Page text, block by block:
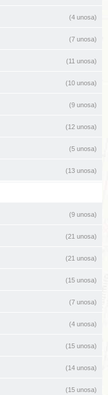
(4 unosa)
(7 unosa)
(11 unosa)
(10 unosa)
(9 unosa)
(12 unosa)
(5 unosa)
(13 unosa)
(9 unosa)
(21 unosa)
(21 unosa)
(15 unosa)
(7 unosa)
(4 unosa)
(15 unosa)
(14 unosa)
(15 unosa)